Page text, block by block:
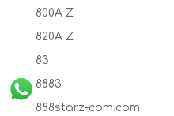
800A Z
820A Z
83
8883
888starz-com.com